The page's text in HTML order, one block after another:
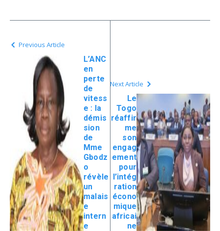
Previous Article
L’ANC
en
perte
de
vitess
e : la
démis
sion
de
Mme
Gbodz
o
révèle
un
malais
e
intern
e
Next Article
Le
Togo
réaffir
me
son
engag
ement
pour
l’intég
ration
écono
mique
africai
ne